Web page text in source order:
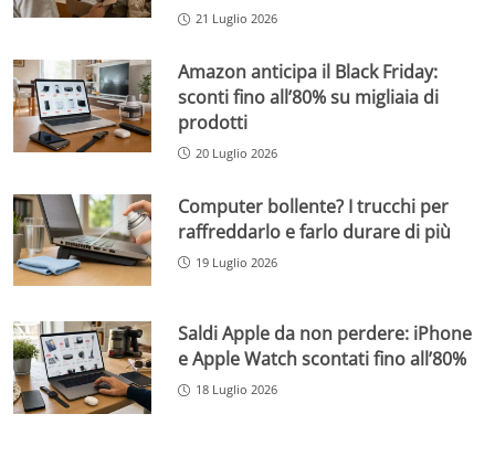
21 Luglio 2026
Amazon anticipa il Black Friday:
sconti fino all’80% su migliaia di
prodotti
20 Luglio 2026
Computer bollente? I trucchi per
raffreddarlo e farlo durare di più
19 Luglio 2026
Saldi Apple da non perdere: iPhone
e Apple Watch scontati fino all’80%
18 Luglio 2026